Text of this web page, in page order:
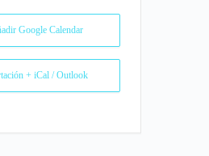
Google Calendar
+ iCal / Outlook